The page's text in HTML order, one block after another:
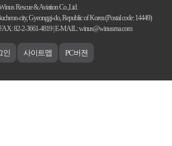
Rescue & Aviation Co.,Ltd.
city, Gyeonggi-do, Republic of Korea (Postal code: 14449)
82-2-3661-4819 | E-MAIL: winus@winusrna.com
인 사이트맵 PC버젼